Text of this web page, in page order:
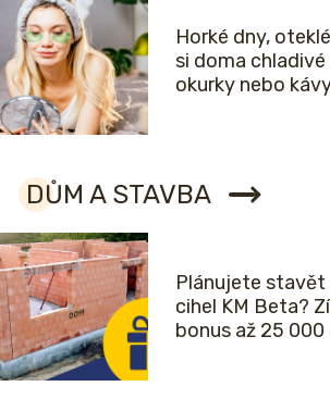
Horké dny,
si doma
okurky nebo
DŮM A STAVBA
Plánujete stavět
cihel KM Beta?
bonus až 25 000